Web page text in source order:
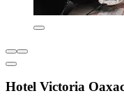
Hotel Victoria